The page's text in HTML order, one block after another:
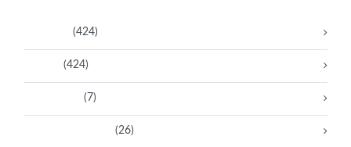
(424)
(424)
(7)
(26)